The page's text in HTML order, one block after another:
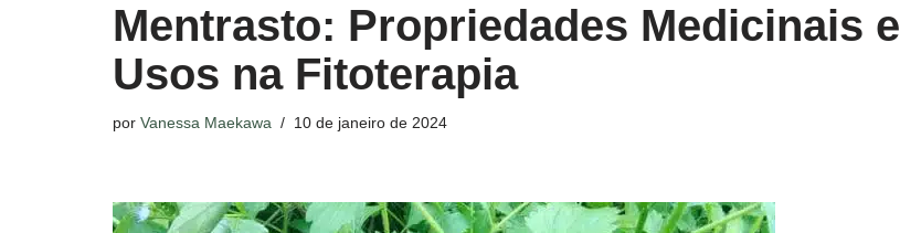
Mentrasto: Propriedades Medicinais e
Usos na Fitoterapia
por Vanessa Maekawa 10 de janeiro de 2024